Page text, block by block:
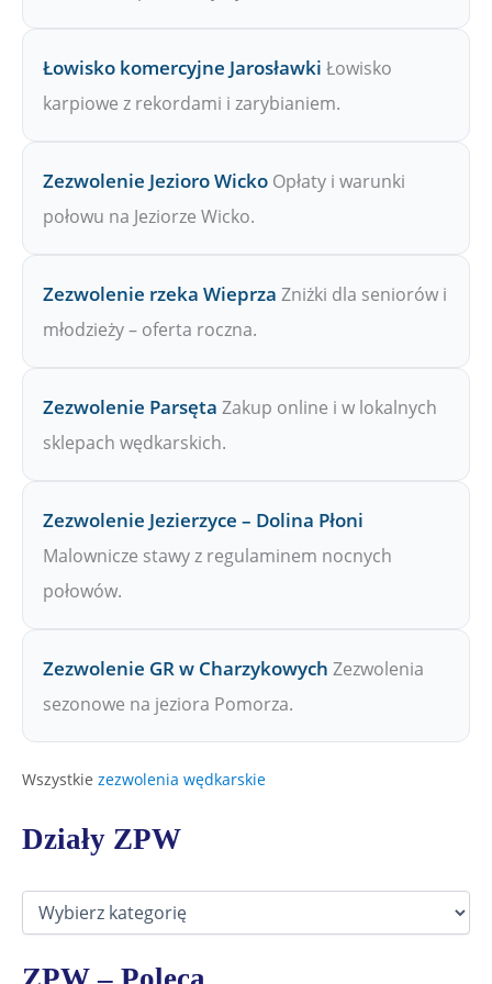
Łowisko komercyjne Jarosławki Łowisko
karpiowe z rekordami i zarybianiem.
Zezwolenie Jezioro Wicko Opłaty i warunki
połowu na Jeziorze Wicko.
Zezwolenie rzeka Wieprza Zniżki dla seniorów i
młodzieży – oferta roczna.
Zezwolenie Parsęta Zakup online i w lokalnych
sklepach wędkarskich.
Zezwolenie Jezierzyce – Dolina Płoni
Malownicze stawy z regulaminem nocnych
połowów.
Zezwolenie GR w Charzykowych Zezwolenia
sezonowe na jeziora Pomorza.
Wszystkie zezwolenia wędkarskie
Działy ZPW
D
a